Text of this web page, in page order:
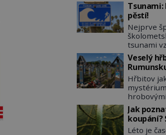
Tsunami:
pěstí!
Nejprve
tsunami
(přístav) a
Jedná se
která je
takřka
Ačkoli je
tsunami i
výška vlny
je
Veselý
pohřební
nouzí?
Hřbitov
a vědomí
existence.
kde
Jak
koupání?
pod
Léto je